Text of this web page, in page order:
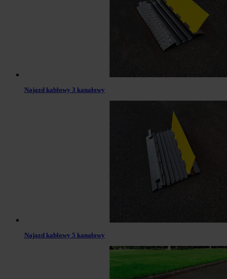
Najazd kablowy 3 kanałowy
Najazd kablowy 5 kanałowy